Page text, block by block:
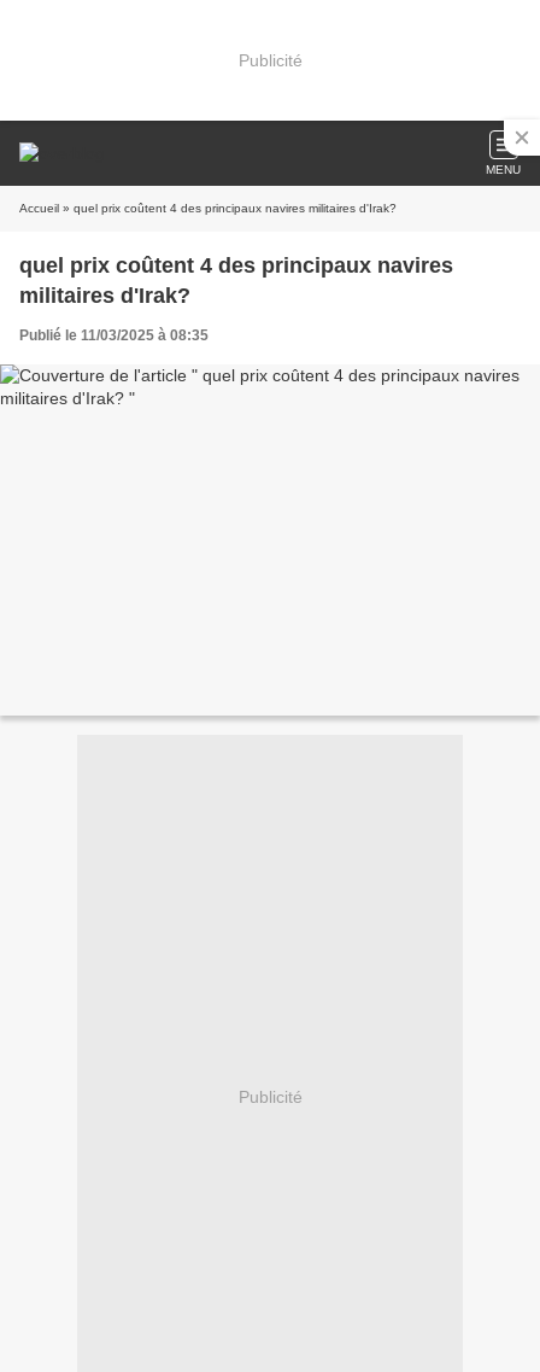
Publicité
MENU
Accueil » quel prix coûtent 4 des principaux navires militaires d'Irak?
quel prix coûtent 4 des principaux navires
militaires d'Irak?
Publié le 11/03/2025 à 08:35
Publicité